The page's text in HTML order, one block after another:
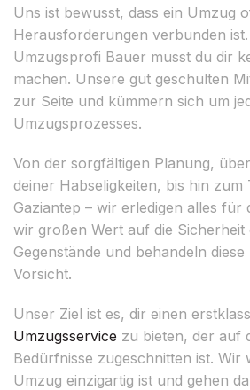
Uns ist bewusst, dass ein Umzug
Herausforderungen verbunden
Umzugsprofi Bauer musst du dir
machen. Unsere gut geschulten
zur Seite und kümmern sich um
Umzugsprozesses.
Von der sorgfältigen Planung,
deiner Habseligkeiten, bis hin
Gaziantep – wir erledigen alles für
wir großen Wert auf die
Gegenstände und behandeln
Vorsicht.
Unser Ziel ist es, dir einen
Umzugsservice zu bieten, der auf
Bedürfnisse zugeschnitten ist. Wir
Umzug einzigartig ist und gehen